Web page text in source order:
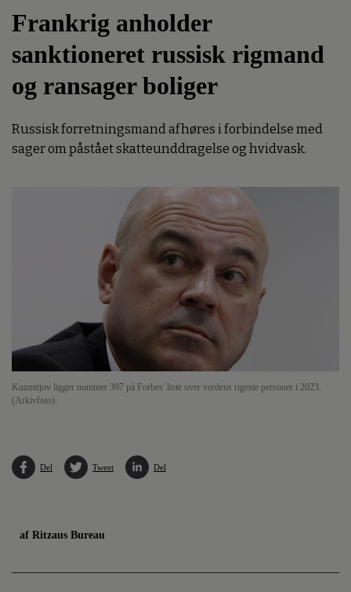
Frankrig anholder
sanktioneret russisk rigmand
og ransager boliger
Russisk forretningsmand afhøres i forbindelse med
sager om påstået skatteunddragelse og hvidvask.
Kuzmitjov ligger nummer 397 på Forbes' liste over verdens rigeste personer i 2023.
(Arkivfoto).
Del Tweet Del
af Ritzaus Bureau